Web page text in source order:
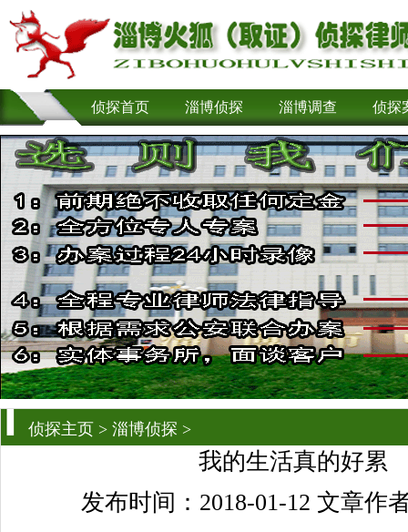
侦探首页 淄博侦探 淄博调查 侦探
侦探主页 > 淄博侦探 >
我的生活真的好累
发布时间：2018-01-12 文章作